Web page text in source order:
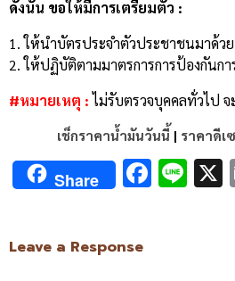
ดังนั้น ขอให้มีการเตรียมตัว :
1. ให้นำบัตรประจำตัวประชาชนมาด้วย
2. ให้ปฏิบัติตามมาตรการการป้องกันกา
#หมายเหตุ : ไม่รับตรวจบุคคลทั่วไป
เช็กราคาน้ำมันวันนี้ | ราคาดีเ
Share
Leave a Response